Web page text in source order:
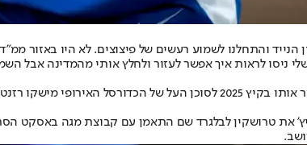
והתחלנו לשמוע רעשים של פיצוצים. לא היו באזור
ניסו לראות איך אפשר לעזור ולחלץ אותי מהמדינה אבל
את טרושקין לבלגרד שם התאמן עם קבוצת מגה באסקט